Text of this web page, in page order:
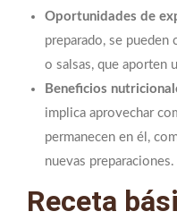
Oportunidades de
preparado, se pueden
o salsas, que aporten
Beneficios
implica aprovechar
permanecen en él,
nuevas preparaciones.
Receta